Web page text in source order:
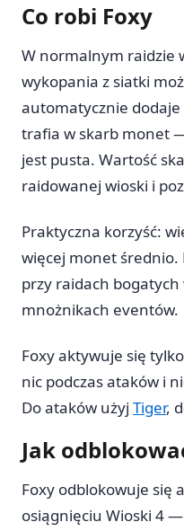
Co robi Foxy
W normalnym raidzie
wykopania z siatki
automatycznie dodaje
trafia w skarb monet
jest pusta. Wartość
raidowanej wioski i
Praktyczna korzyść:
więcej monet średnio.
przy raidach
mnożnikach eventów.
Foxy aktywuje się
nic podczas ataków i
Do ataków użyj Tiger,
Jak
Foxy odblokowuje się
osiągnięciu Wioski 4